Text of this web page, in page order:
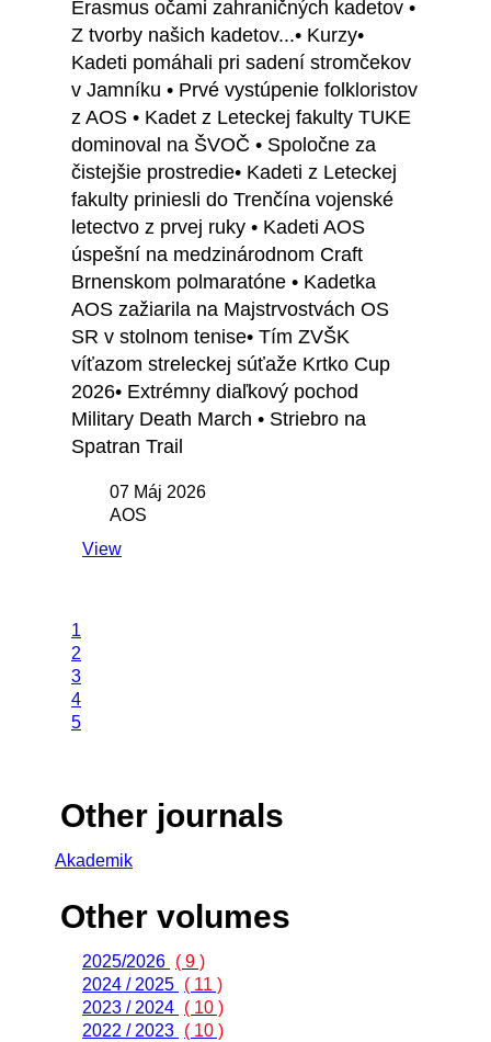
Erasmus očami zahraničných kadetov •
Z tvorby našich kadetov...• Kurzy•
Kadeti pomáhali pri sadení stromčekov
v Jamníku • Prvé vystúpenie folkloristov
z AOS • Kadet z Leteckej fakulty TUKE
dominoval na ŠVOČ • Spoločne za
čistejšie prostredie• Kadeti z Leteckej
fakulty priniesli do Trenčína vojenské
letectvo z prvej ruky • Kadeti AOS
úspešní na medzinárodnom Craft
Brnenskom polmaratóne • Kadetka
AOS zažiarila na Majstrvostvách OS
SR v stolnom tenise• Tím ZVŠK
víťazom streleckej súťaže Krtko Cup
2026• Extrémny diaľkový pochod
Military Death March • Striebro na
Spatran Trail
07 Máj 2026
AOS
View
1
2
3
4
5
Other journals
Akademik
Other volumes
2025/2026 ( 9 )
2024 / 2025 ( 11 )
2023 / 2024 ( 10 )
2022 / 2023 ( 10 )